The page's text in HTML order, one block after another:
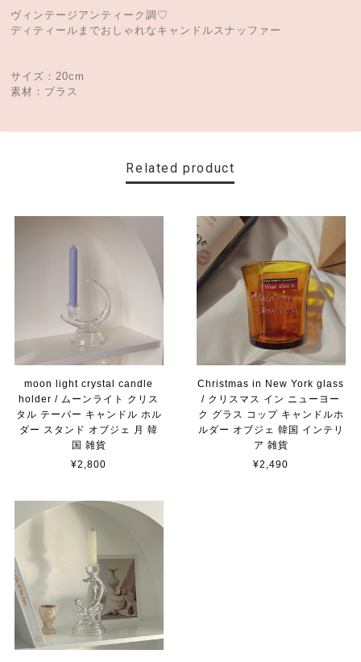
ヴィンテージアンティーク調♡
ディティールまでおしゃれなキャンドルスナッファー
サイズ：20cm
素材：ブラス
Related product
moon light crystal candle
holder / ムーンライト クリス
タル テーパー キャンドル ホル
ダー スタンド オブジェ 月 韓
国 雑貨
¥2,800
Christmas in New York glass
/ クリスマス イン ニューヨー
ク グラス コップ キャンドルホ
ルダー オブジェ 韓国 インテリ
ア 雑貨
¥2,490